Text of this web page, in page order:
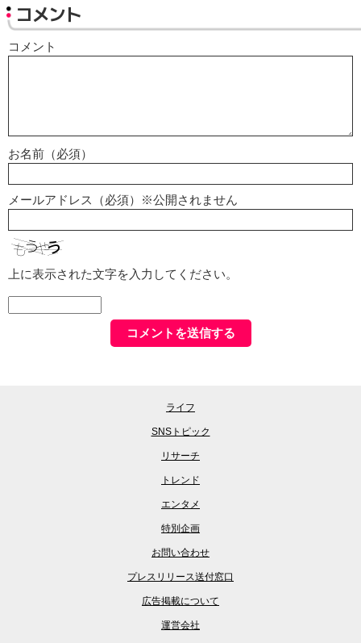
コメント
コメント
お名前（必須）
メールアドレス（必須）※公開されません
上に表示された文字を入力してください。
ライフ
SNSトピック
リサーチ
トレンド
エンタメ
特別企画
お問い合わせ
プレスリリース送付窓口
広告掲載について
運営会社